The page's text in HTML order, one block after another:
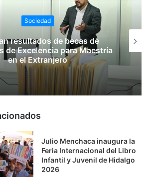
Sociedad
resultados de becas de
de Excelencia para Maestría
en el Extranjero
Julio Menchaca inaugura la
Feria Internacional del Libro
Infantil y Juvenil de Hidalgo
2026